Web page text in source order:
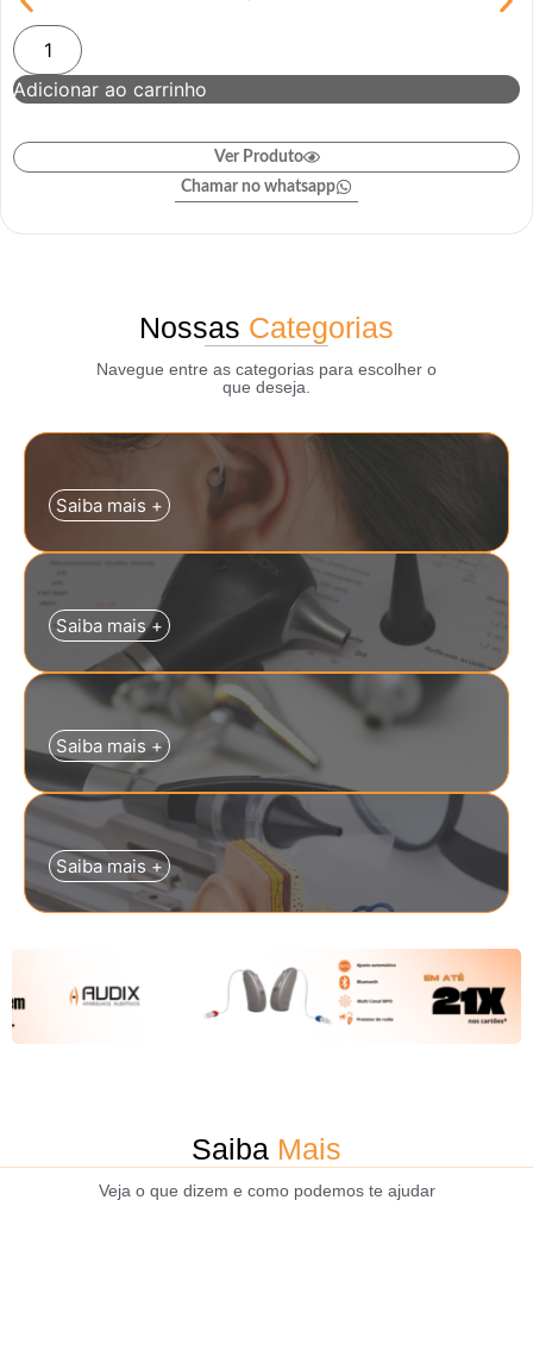
Adicionar ao carrinho
Ver Produto
Chamar no whatsapp
Nossas Categorias
Navegue entre as categorias para escolher o
que deseja.
Saiba mais +
Saiba mais +
Saiba mais +
Saiba mais +
Saiba Mais
Veja o que dizem e como podemos te ajudar